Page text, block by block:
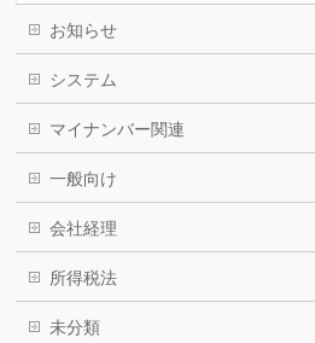
お知らせ
システム
マイナンバー関連
一般向け
会社経理
所得税法
未分類